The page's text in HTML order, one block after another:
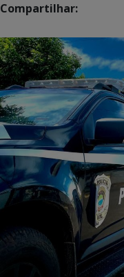
Compartilhar: